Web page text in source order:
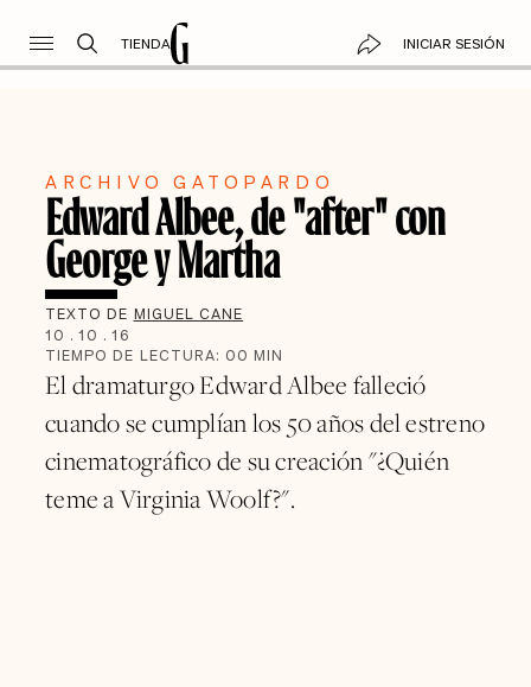
TIENDA INICIAR SESIÓN
ARCHIVO GATOPARDO
Edward Albee, de "after" con
George y Martha
TEXTO DE MIGUEL CANE
10 . 10 . 16
TIEMPO DE LECTURA: 00 MIN
El dramaturgo Edward Albee falleció
cuando se cumplían los 50 años del estreno
cinematográfico de su creación "¿Quién
teme a Virginia Woolf?".